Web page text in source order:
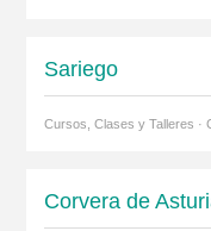
Sariego
Cursos, Clases y Talleres ·
Corvera de